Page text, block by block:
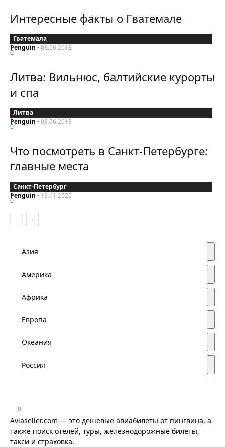
Интересные факты о Гватемале
Гватемала
Penguin -08.06.2018
0
Литва: Вильнюс, балтийские курорты
и спа
Литва
Penguin -08.06.2018
0
Что посмотреть в Санкт-Петербурге:
главные места
Санкт-Петербург
Penguin - 13.11.2020
0
Азия
Америка
Африка
Европа
Океания
Россия
Aviaseller.com — это дешёвые авиабилеты от пингвина, а
также поиск отелей, туры, железнодорожные билеты,
такси и страховка.